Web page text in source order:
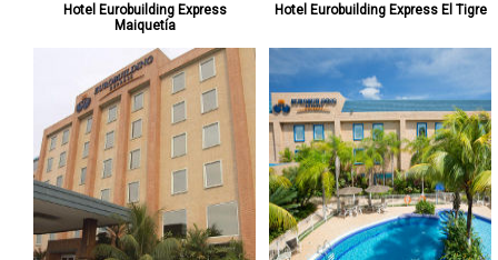
Hotel Eurobuilding Express
Maiquetía
Hotel Eurobuilding Express El Tigre